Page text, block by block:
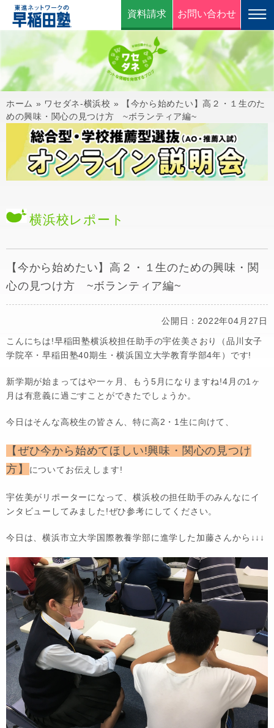
資料請求 お問い合わせ
ホーム » ワセダネ-横浜校 »
【今から始めたい】高２・１生のた
めの興味・関心の見つけ方 ~ボランティア編~
横浜校レポート
【今から始めたい】高２・１生のための興味・関
心の見つけ方 ~ボランティア編~
公開日：2022年04月27日
こんにちは!早稲田塾横浜校担任助手の宇佐美さおり（品川女子
学院卒・早稲田塾40期生・横浜国立大学教育学部4年）です!
新学期が始まってはや一ヶ月、もう5月になりますね!4月の1ヶ
月は有意義に過ごすことができたでしょうか。
今日はそんな高校生の皆さん、特に高2・1生に向けて、
【ぜひ今から始めてほしい!興味・関心の見つけ
方】
についてお伝えします!
宇佐美がリポーターになって、横浜校の担任助手のみんなにイ
ンタビューしてみました!ぜひ参考にしてください。
今日は、横浜市立大学国際教養学部に進学した加藤さんから↓↓↓